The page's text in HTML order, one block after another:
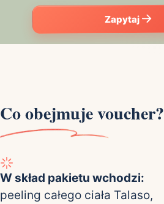
Zapytaj
Co obejmuje voucher?
W skład pakietu wchodzi:
peeling całego ciała Talaso,